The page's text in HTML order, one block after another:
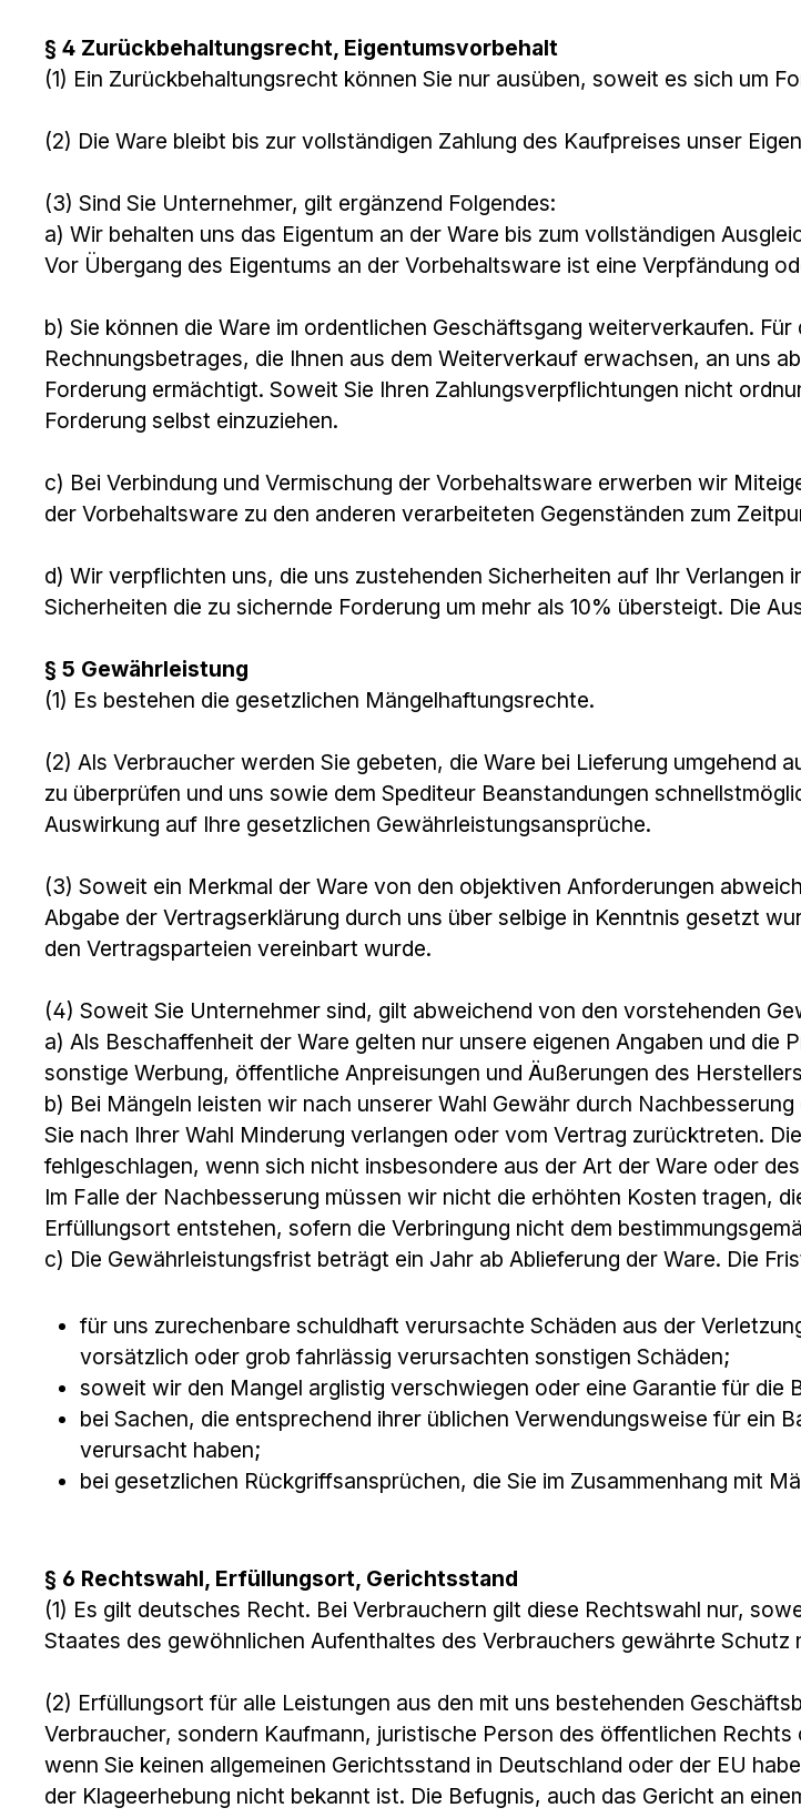
§ 4 Zurückbehaltungsrecht, Eigentumsvorbehalt
(1) Ein Zurückbehaltungsrecht können Sie nur ausüben, soweit es sich um
(2) Die Ware bleibt bis zur vollständigen Zahlung des Kaufpreises unser
(3) Sind Sie Unternehmer, gilt ergänzend Folgendes:
a) Wir behalten uns das Eigentum an der Ware bis zum vollständigen
Vor Übergang des Eigentums an der Vorbehaltsware ist eine Verpfändung
b) Sie können die Ware im ordentlichen Geschäftsgang weiterverkaufen.
Rechnungsbetrages, die Ihnen aus dem Weiterverkauf erwachsen, an uns
Forderung ermächtigt. Soweit Sie Ihren Zahlungsverpflichtungen nicht
Forderung selbst einzuziehen.
c) Bei Verbindung und Vermischung der Vorbehaltsware erwerben wir
der Vorbehaltsware zu den anderen verarbeiteten Gegenständen zum
d) Wir verpflichten uns, die uns zustehenden Sicherheiten auf Ihr
Sicherheiten die zu sichernde Forderung um mehr als 10% übersteigt. Die
§ 5 Gewährleistung
(1) Es bestehen die gesetzlichen Mängelhaftungsrechte.
(2) Als Verbraucher werden Sie gebeten, die Ware bei Lieferung
zu überprüfen und uns sowie dem Spediteur Beanstandungen
Auswirkung auf Ihre gesetzlichen Gewährleistungsansprüche.
(3) Soweit ein Merkmal der Ware von den objektiven Anforderungen
Abgabe der Vertragserklärung durch uns über selbige in Kenntnis gesetzt
den Vertragsparteien vereinbart wurde.
(4) Soweit Sie Unternehmer sind, gilt abweichend von den vorstehenden
a) Als Beschaffenheit der Ware gelten nur unsere eigenen Angaben und
sonstige Werbung, öffentliche Anpreisungen und Äußerungen des
b) Bei Mängeln leisten wir nach unserer Wahl Gewähr durch
Sie nach Ihrer Wahl Minderung verlangen oder vom Vertrag zurücktreten.
fehlgeschlagen, wenn sich nicht insbesondere aus der Art der Ware oder
Im Falle der Nachbesserung müssen wir nicht die erhöhten Kosten tragen,
Erfüllungsort entstehen, sofern die Verbringung nicht dem
c) Die Gewährleistungsfrist beträgt ein Jahr ab Ablieferung der Ware. Die
für uns zurechenbare schuldhaft verursachte Schäden aus der
vorsätzlich oder grob fahrlässig verursachten sonstigen Schäden;
soweit wir den Mangel arglistig verschwiegen oder eine Garantie für die
bei Sachen, die entsprechend ihrer üblichen Verwendungsweise für ein
verursacht haben;
bei gesetzlichen Rückgriffsansprüchen, die Sie im Zusammenhang mit
§ 6 Rechtswahl, Erfüllungsort, Gerichtsstand
(1) Es gilt deutsches Recht. Bei Verbrauchern gilt diese Rechtswahl nur,
Staates des gewöhnlichen Aufenthaltes des Verbrauchers gewährte
(2) Erfüllungsort für alle Leistungen aus den mit uns bestehenden
Verbraucher, sondern Kaufmann, juristische Person des öffentlichen
wenn Sie keinen allgemeinen Gerichtsstand in Deutschland oder der EU
der Klageerhebung nicht bekannt ist. Die Befugnis, auch das Gericht an